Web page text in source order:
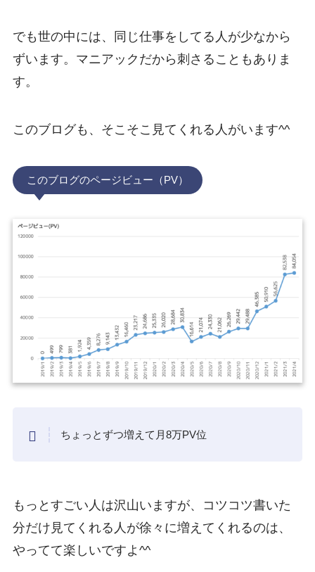
でも世の中には、同じ仕事をしてる人が少なから
ずいます。マニアックだから刺さることもありま
す。
このブログも、そこそこ見てくれる人がいます^^
このブログのページビュー（PV）
ちょっとずつ増えて月8万PV位
もっとすごい人は沢山いますが、コツコツ書いた
分だけ見てくれる人が徐々に増えてくれるのは、
やってて楽しいですよ^^